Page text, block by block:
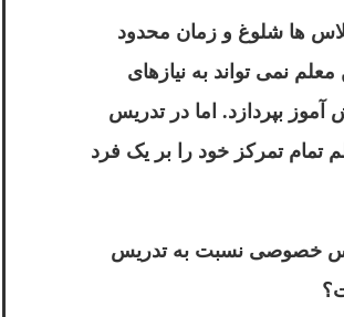
ها شلوغ و زمان محدود
معلم نمی تواند به نیازهای
بپردازد. اما در تدریس
تمرکز خود را بر یک فرد
خصوصی نسبت به تدریس